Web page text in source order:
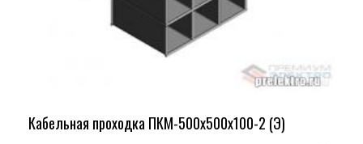
Кабельная проходка ПКМ-500х500х100-2 (Э)